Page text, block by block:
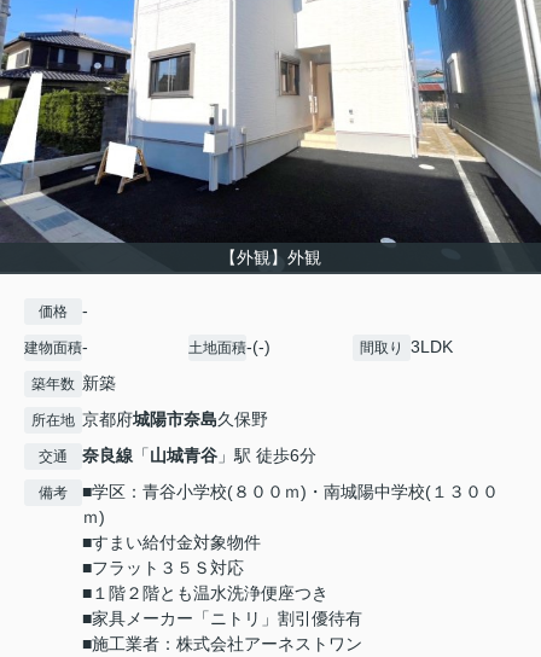
【外観】外観
価格 -
建物面積- 土地面積-(-) 間取り 3LDK
築年数 新築
所在地 京都府城陽市奈島久保野
交通 奈良線 「山城青谷 」駅 徒歩6分
備考
■学区：青谷小学校(８００ｍ)・南城陽中学校(１３００
ｍ)
■すまい給付金対象物件
■フラット３５Ｓ対応
■１階２階とも温水洗浄便座つき
■家具メーカー「ニトリ」割引優待有
■施工業者：株式会社アーネストワン